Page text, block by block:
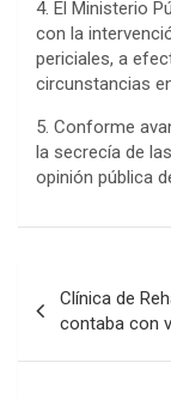
4. El Ministerio
con la
periciales, a
circunstancias
5. Conforme
la secrecía de
opinión pública
navigation
Clínica de
contaba con